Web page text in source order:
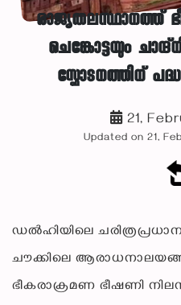
രാജ്യതലസ്ഥാനത്ത്
ചെങ്കോട്ടയും
സ്ഫോടനത്തിന്
21,
Updated on 21,
ഡൽഹിയിലെ
ചൗക്കിലെ
ഭീകരാക്രമണ ഭീഷണി